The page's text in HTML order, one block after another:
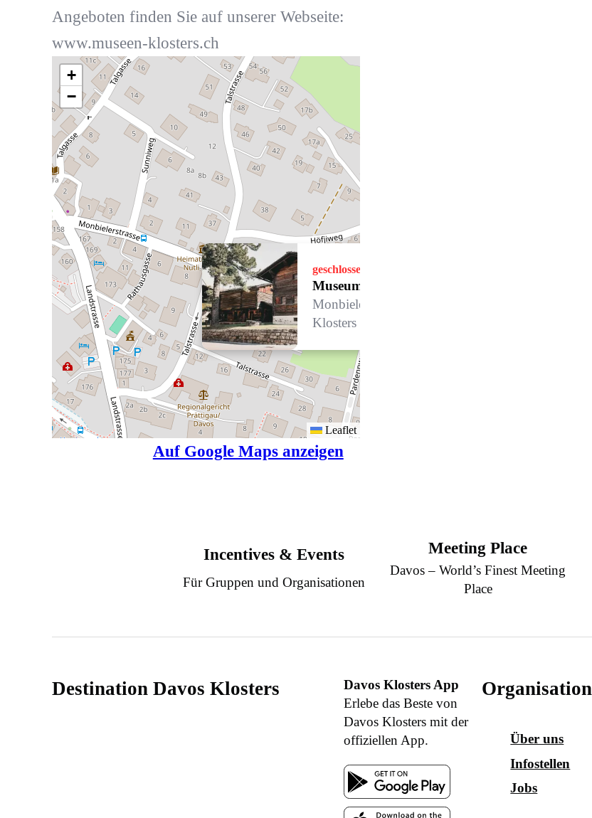
Angeboten finden Sie auf unserer Webseite:
www.museen-klosters.ch
geschlossen
Museum Nutli-Hüschi
Monbielerstrasse / Talstrasse, 7250
Klosters
+
−
Leaflet
Auf Google Maps anzeigen
Incentives & Events
Für Gruppen und Organisationen
Meeting Place
Davos – World’s Finest Meeting
Place
Destination Davos Klosters
Davos Klosters App
Erlebe das Beste von
Davos Klosters mit der
offiziellen App.
Organisation
Über uns
Infostellen
Jobs